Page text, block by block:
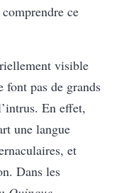
ce
visible
font pas de grands
En effet,
une langue
et
Dans les